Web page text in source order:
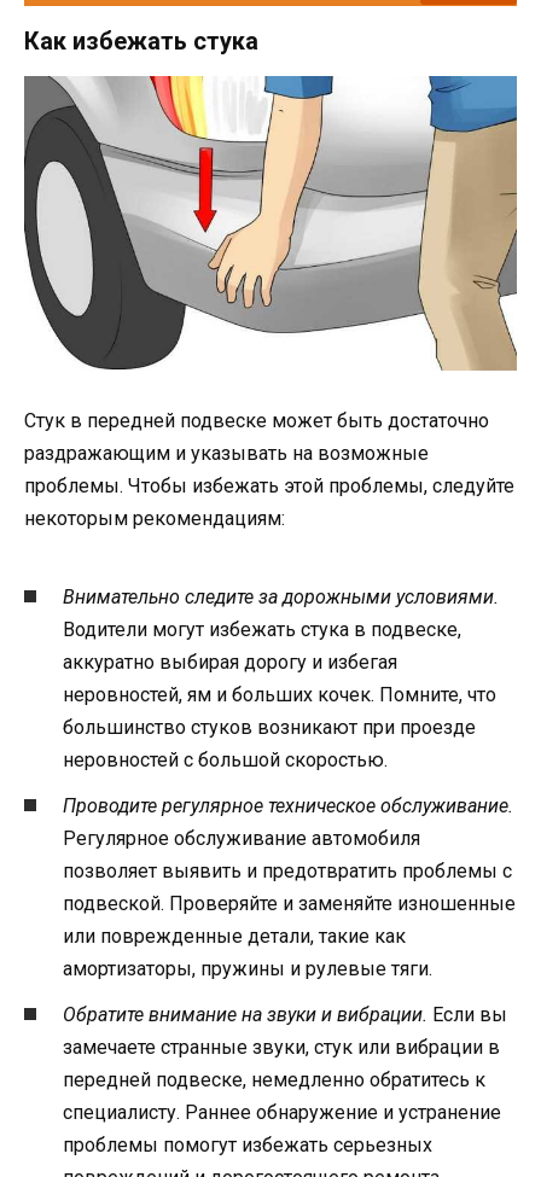
Как избежать стука
Стук в передней подвеске может быть достаточно
раздражающим и указывать на возможные
проблемы. Чтобы избежать этой проблемы, следуйте
некоторым рекомендациям:
Внимательно следите за дорожными условиями.
Водители могут избежать стука в подвеске,
аккуратно выбирая дорогу и избегая
неровностей, ям и больших кочек. Помните, что
большинство стуков возникают при проезде
неровностей с большой скоростью.
Проводите регулярное техническое обслуживание.
Регулярное обслуживание автомобиля
позволяет выявить и предотвратить проблемы с
подвеской. Проверяйте и заменяйте изношенные
или поврежденные детали, такие как
амортизаторы, пружины и рулевые тяги.
Обратите внимание на звуки и вибрации. Если вы
замечаете странные звуки, стук или вибрации в
передней подвеске, немедленно обратитесь к
специалисту. Раннее обнаружение и устранение
проблемы помогут избежать серьезных